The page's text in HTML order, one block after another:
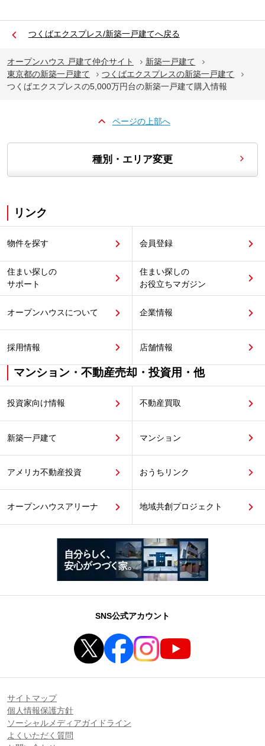
つくばエクスプレス/新築一戸建てへ戻る
オープンハウス 戸建て仲介サイト
新築一戸建て
東京都の新築一戸建て
つくばエクスプレスの新築一戸建て
つくばエクスプレスの5,000万円台の新築一戸建て購入情報
ページの上部へ
種別・エリア変更
リンク
物件を探す 会員登録
住まい探しの
サポート
住まい探しの
お役立ちマガジン
オープンハウスについて 企業情報
採用情報 店舗情報
マンション・不動産売却・投資用・他
投資家向け情報 不動産買取
新築一戸建て マンション
アメリカ不動産投資 おうちリンク
オープンハウスアリーナ 地域共創プロジェクト
SNS公式アカウント
サイトマップ
個人情報保護方針
ソーシャルメディアガイドライン
よくいただく質問